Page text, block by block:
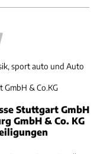
sport auto und Auto
& Co.KG
Stuttgart GmbH
GmbH & Co. KG